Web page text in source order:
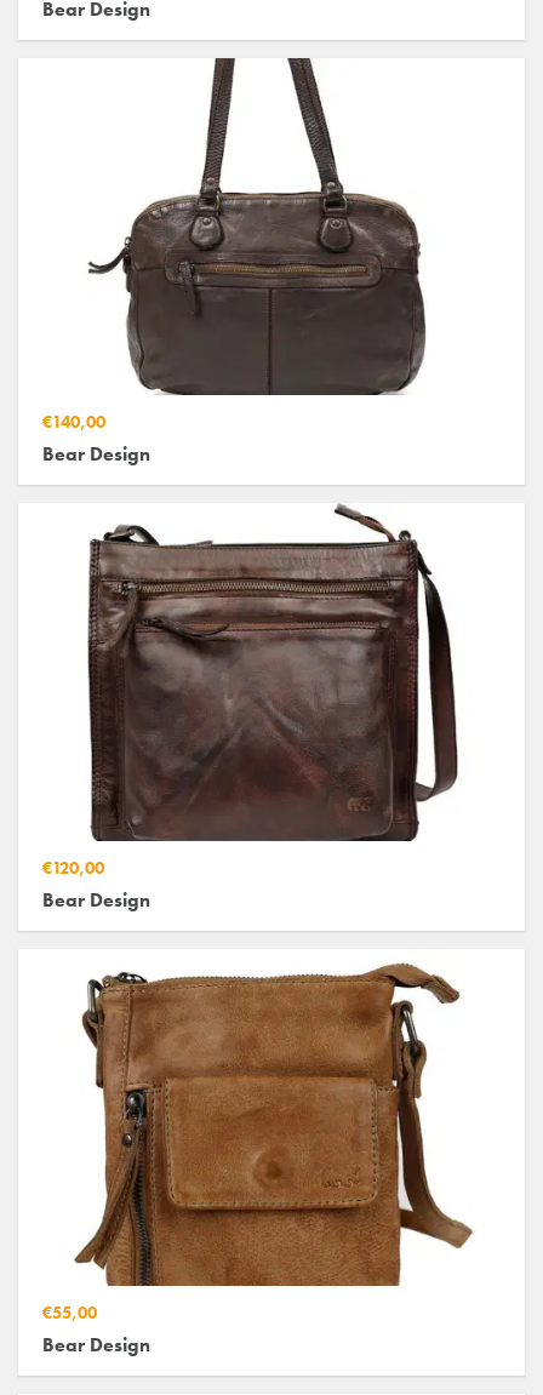
Bear Design
€140,00
Bear Design
€120,00
Bear Design
€55,00
Bear Design